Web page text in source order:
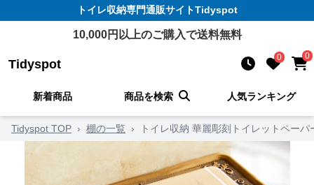
トイレ収納専門通販サイトTidyspot
10,000円以上のご購入で送料無料
Tidyspot 0 0
新着商品 商品を検索 人気ランキング
Tidyspot TOP › 棚の一覧 › トイレ収納 華麗彫刻トイレットペーパ